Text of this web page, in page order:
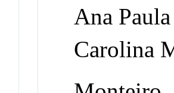
Ana
Carolina